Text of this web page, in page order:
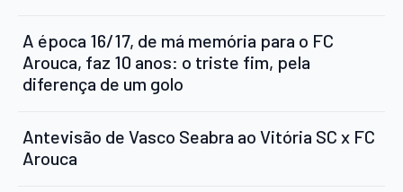
A época 16/17, de má memória para o FC
Arouca, faz 10 anos: o triste fim, pela
diferença de um golo
Antevisão de Vasco Seabra ao Vitória SC x FC
Arouca